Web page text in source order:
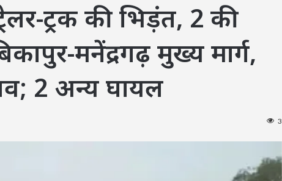
ट्रक की भिड़ंत, 2 की
मनेंद्रगढ़ मुख्य मार्ग,
2 अन्य घायल
3